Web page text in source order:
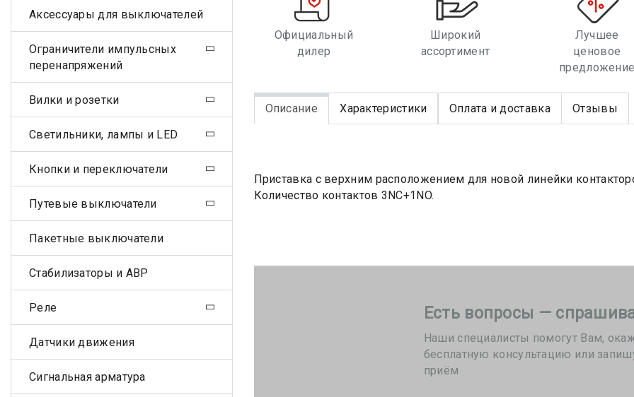
Официальный
дилер
Широкий
ассортимент
Лучшее
ценовое
предложение
Описание Характеристики Оплата и доставка Отзывы
Приставка с верхним расположением для новой линейки
Количество контактов 3NC+1NO.
Есть вопросы —
Наши специалисты помогут Вам,
бесплатную консультацию или
приём
Аксессуары для выключателей
Ограничители импульсных
перенапряжений
Вилки и розетки
Светильники, лампы и LED
Кнопки и переключатели
Путевые выключатели
Пакетные выключатели
Стабилизаторы и АВР
Реле
Датчики движения
Сигнальная арматура